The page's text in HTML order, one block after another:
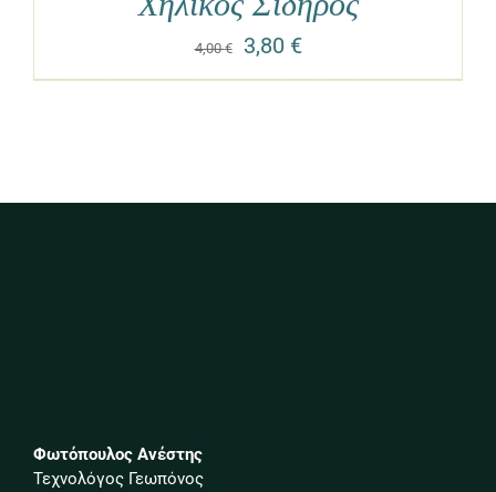
4,00€ 3,80 €
Φωτόπουλος Ανέστης
Τεχνολόγος Γεωπόνος